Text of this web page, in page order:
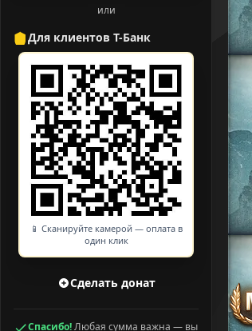
или
Для клиентов Т-Банк
📱 Сканируйте камерой — оплата в
один клик
Сделать донат
Спасибо!Любая сумма важна — вы